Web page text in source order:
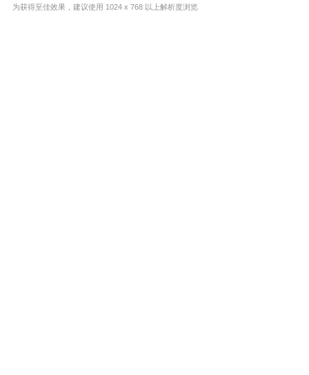
为获得至佳效果，建议使用 1024 x 768 以上解析度浏览